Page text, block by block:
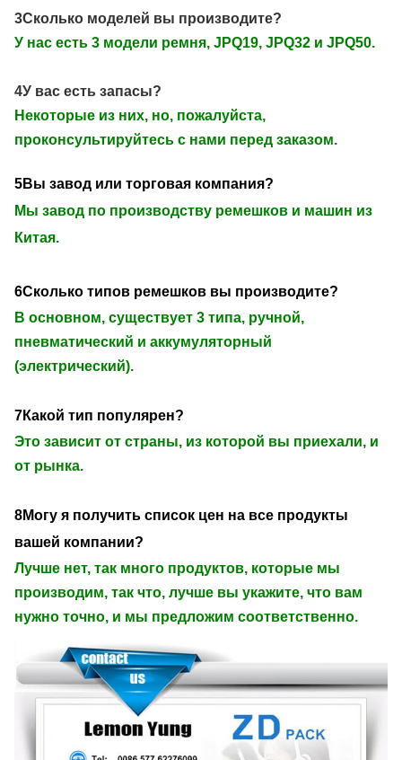
3Сколько моделей вы производите?
У нас есть 3 модели ремня, JPQ19, JPQ32 и JPQ50.
4У вас есть запасы?
Некоторые из них, но, пожалуйста,
проконсультируйтесь с нами перед заказом.
5Вы завод или торговая компания?
Мы завод по производству ремешков и машин из
Китая.
6Сколько типов ремешков вы производите?
В основном, существует 3 типа, ручной,
пневматический и аккумуляторный
(электрический).
7Какой тип популярен?
Это зависит от страны, из которой вы приехали, и
от рынка.
8Могу я получить список цен на все продукты
вашей компании?
Лучше нет, так много продуктов, которые мы
производим, так что, лучше вы укажите, что вам
нужно точно, и мы предложим соответственно.